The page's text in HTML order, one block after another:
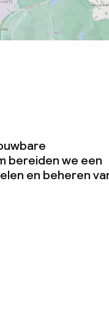
bereiden we een
en beheren